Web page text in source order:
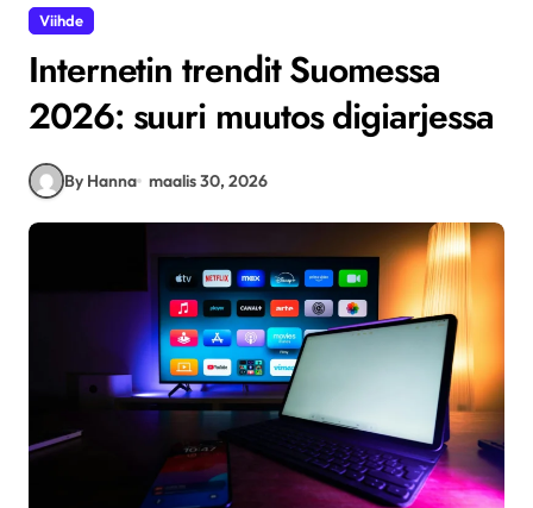
Viihde
Internetin trendit Suomessa
2026: suuri muutos digiarjessa
By Hanna maalis 30, 2026